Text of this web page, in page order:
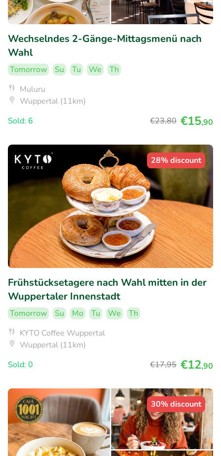
Wechselndes 2-Gänge-Mittagsmenü nach
Wahl
Tomorrow Su Tu We
Th
Muluru
Wuppertal (11km)
Sold: 6
€23,80 €15,90
28% discount
Frühstücksetagere nach Wahl mitten in der
Wuppertaler Innenstadt
Tomorrow Su Mo Tu We
Th
KYTO Coffee Wuppertal
Wuppertal (11km)
Sold: 0
€17,95 €12,90
30% discount